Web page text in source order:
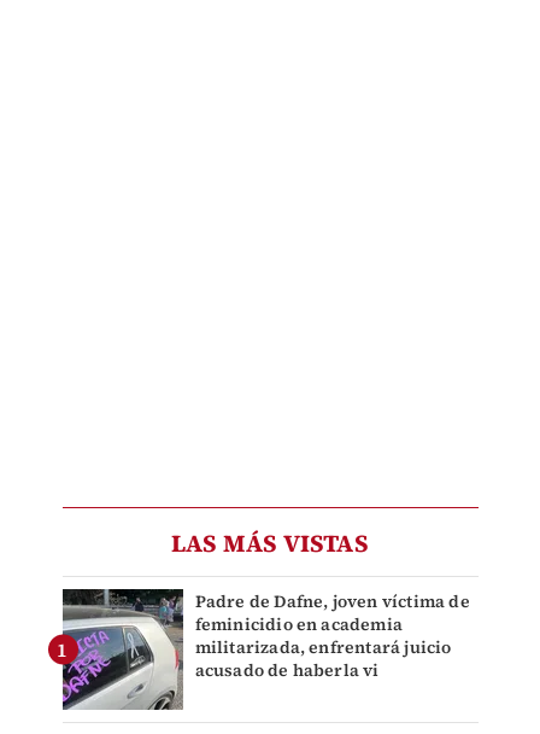
LAS MÁS VISTAS
Padre de Dafne, joven víctima de
feminicidio en academia
militarizada, enfrentará juicio
acusado de haberla vi